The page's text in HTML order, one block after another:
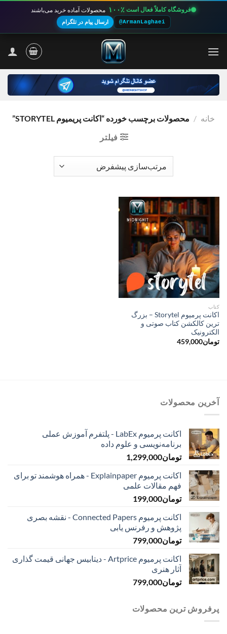
فروشگاه کاملاً فعال است ۱۰۰٪ محصولات آماده خرید می‌باشند
@ArmanLaghaei ارسال پیام در تلگرام
خانه / محصولات برچسب خورده “اکانت پریمیوم STORYTEL”
فیلتر
کتاب
اکانت پرمیوم Storytel – بزرگ
ترین کالکشن کتاب صوتی و
الکترونیک
تومان459,000
آخرین محصولات
اکانت پرمیوم LabEx - پلتفرم آموزش عملی
برنامه‌نویسی و علوم داده
تومان1,299,000
اکانت پرمیوم Explainpaper - همراه هوشمند تو برای
فهم مقالات علمی
تومان199,000
اکانت پرمیوم Connected Papers - نقشه بصری
پژوهش و رفرنس یابی
تومان799,000
اکانت پرمیوم Artprice - دیتابیس جهانی قیمت ‌گذاری
آثار هنری
تومان799,000
پرفروش ترین محصولات